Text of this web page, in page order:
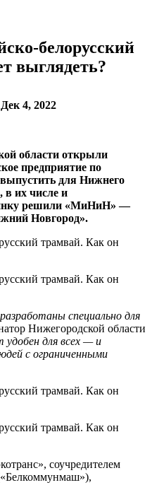
белорусский
выглядеть?
Дек 4, 2022
области открыли
предприятие по
для Нижнего
в их числе и
решили «МиНиН» —
Новгород».
специально для
Нижегородской области
удобен для всех — и
с ограниченными
соучредителем